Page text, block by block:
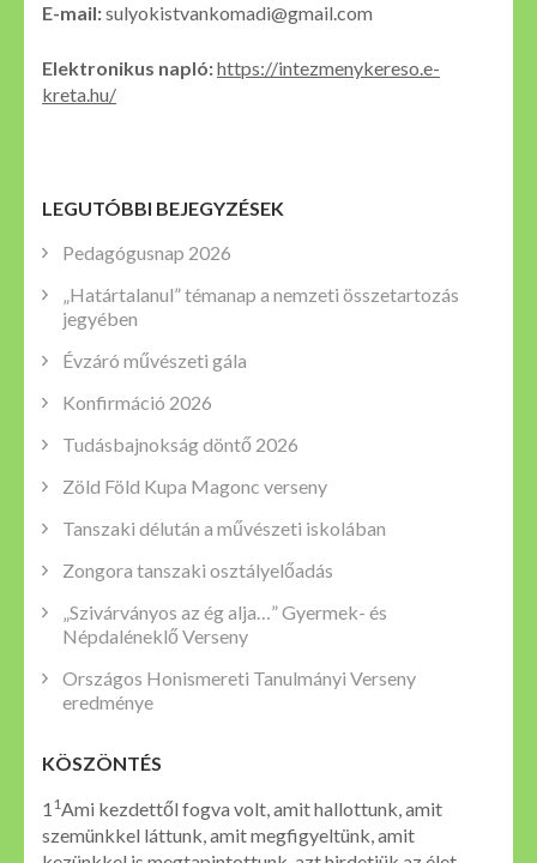
E-mail:sulyokistvankomadi@gmail.com
Elektronikus napló:https://intezmenykereso.e-
kreta.hu/
LEGUTÓBBI BEJEGYZÉSEK
Pedagógusnap 2026
„Határtalanul” témanap a nemzeti összetartozás
jegyében
Évzáró művészeti gála
Konfirmáció 2026
Tudásbajnokság döntő 2026
Zöld Föld Kupa Magonc verseny
Tanszaki délután a művészeti iskolában
Zongora tanszaki osztályelőadás
„Szivárványos az ég alja…” Gyermek- és
Népdaléneklő Verseny
Országos Honismereti Tanulmányi Verseny
eredménye
KÖSZÖNTÉS
1 1Ami kezdettől fogva volt, amit hallottunk, amit
szemünkkel láttunk, amit megfigyeltünk, amit